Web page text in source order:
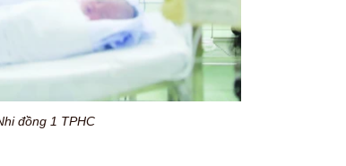
đồng 1 TPHC